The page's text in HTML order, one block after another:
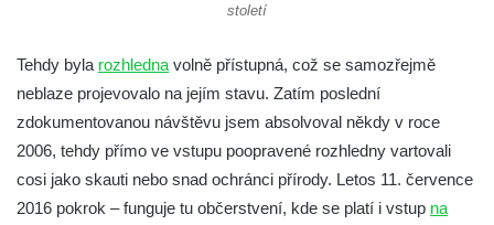
Rozhledna Stradonka
Vyhlídka Korzovka pod Hvozdem
Vyhlídka Treppenstein u Jetřichovic
Vyhlídka Taubenstein nad Křinicí u
Hinterhermsdorfu
století
Tehdy byla rozhledna volně přístupná, což se samozřejmě
neblaze projevovalo na jejím stavu. Zatím poslední
zdokumentovanou návštěvu jsem absolvoval někdy v roce
2006, tehdy přímo ve vstupu poopravené rozhledny vartovali
cosi jako skauti nebo snad ochránci přírody. Letos 11. července
2016 pokrok – funguje tu občerstvení, kde se platí i vstup na